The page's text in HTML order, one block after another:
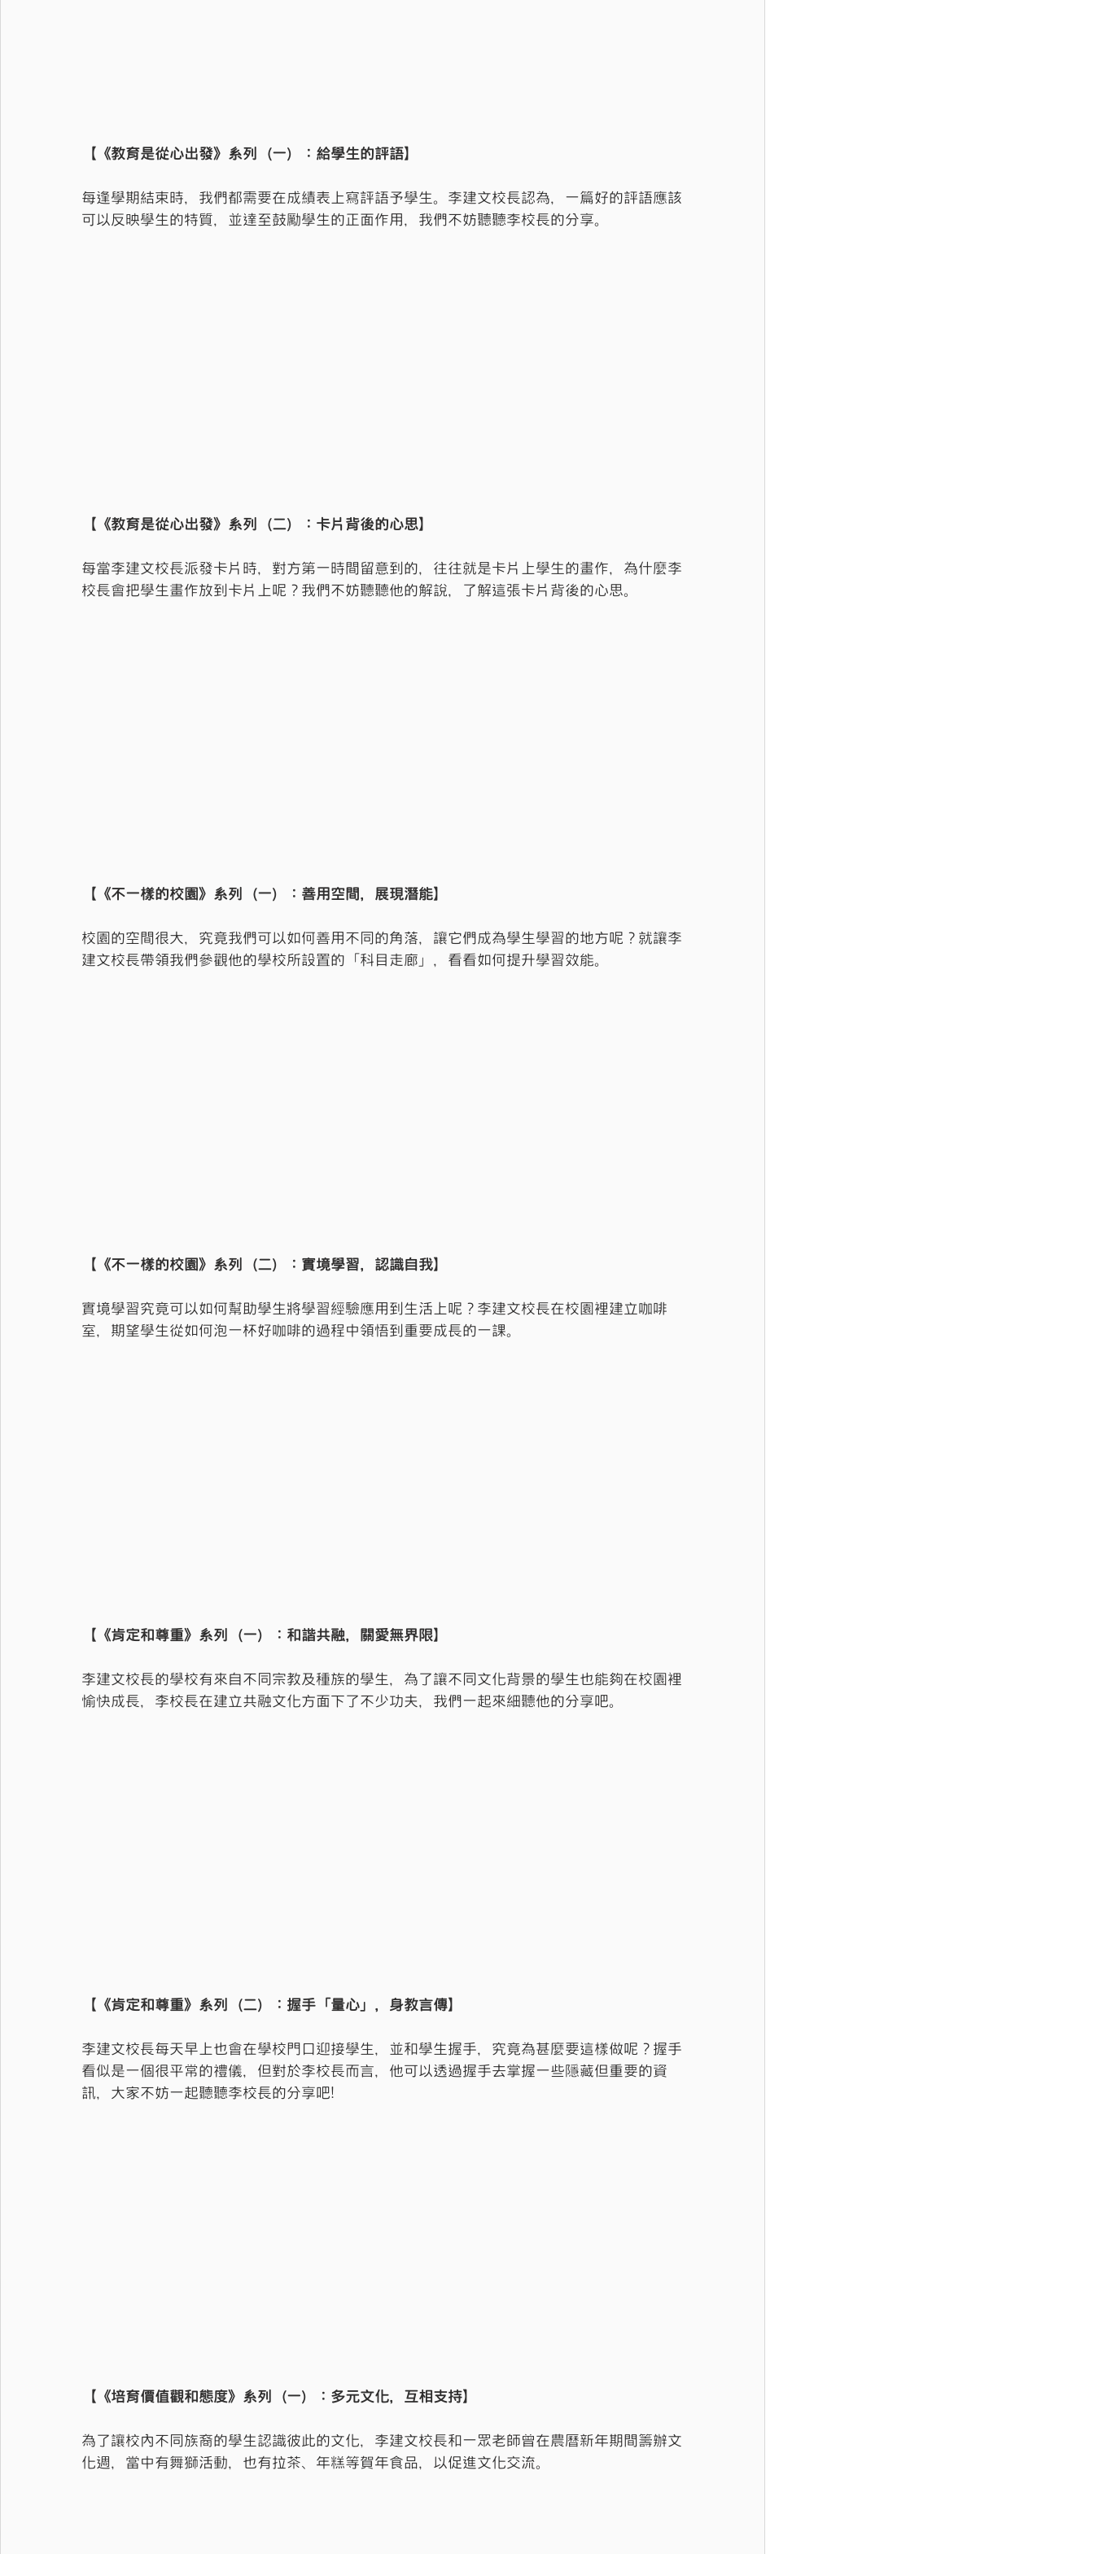
【《教育是從心出發》系列（一）：給學生的評語】
每逢學期結束時，我們都需要在成績表上寫評語予學生。李建文校長認為，一篇好的評語應該
可以反映學生的特質，並達至鼓勵學生的正面作用，我們不妨聽聽李校長的分享。
【《教育是從心出發》系列（二）：卡片背後的心思】
每當李建文校長派發卡片時，對方第一時間留意到的，往往就是卡片上學生的畫作，為什麼李
校長會把學生畫作放到卡片上呢？我們不妨聽聽他的解說，了解這張卡片背後的心思。
【《不一樣的校園》系列（一）：善用空間，展現潛能】
校園的空間很大，究竟我們可以如何善用不同的角落，讓它們成為學生學習的地方呢？就讓李
建文校長帶領我們參觀他的學校所設置的「科目走廊」，看看如何提升學習效能。
【《不一樣的校園》系列（二）：實境學習，認識自我】
實境學習究竟可以如何幫助學生將學習經驗應用到生活上呢？李建文校長在校園裡建立咖啡
室，期望學生從如何泡一杯好咖啡的過程中領悟到重要成長的一課。
【《肯定和尊重》系列（一）：和諧共融，關愛無界限】
李建文校長的學校有來自不同宗教及種族的學生，為了讓不同文化背景的學生也能夠在校園裡
愉快成長，李校長在建立共融文化方面下了不少功夫，我們一起來細聽他的分享吧。
【《肯定和尊重》系列（二）：握手「量心」，身教言傳】
李建文校長每天早上也會在學校門口迎接學生，並和學生握手，究竟為甚麼要這樣做呢？握手
看似是一個很平常的禮儀，但對於李校長而言，他可以透過握手去掌握一些隱藏但重要的資
訊，大家不妨一起聽聽李校長的分享吧!
【《培育價值觀和態度》系列（一）：多元文化，互相支持】
為了讓校內不同族裔的學生認識彼此的文化，李建文校長和一眾老師曾在農曆新年期間籌辦文
化週，當中有舞獅活動，也有拉茶、年糕等賀年食品，以促進文化交流。